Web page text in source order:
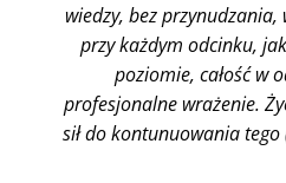
wiedzy, bez
przy każdym odcinku,
poziomie, całość w
profesjonalne wrażenie.
sił do kontunuowania tego